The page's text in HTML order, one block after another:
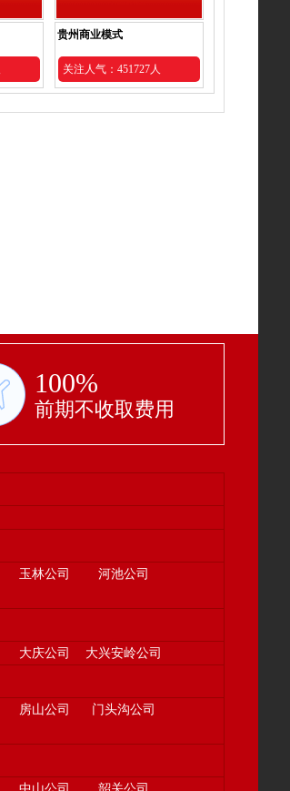
贵州商业模式
关注人气：451727人
100%
前期不收取费用
玉林公司
河池公司
大庆公司 大兴安岭公司
房山公司
门头沟公司